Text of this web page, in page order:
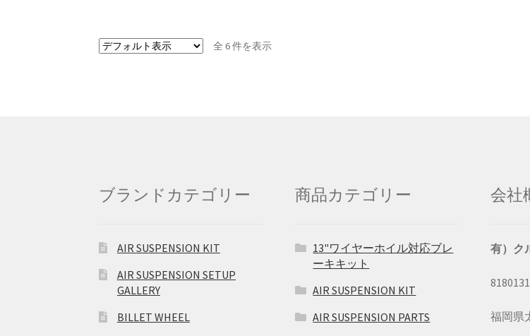
全 6 件を表示
ブランドカテゴリー
AIR SUSPENSION KIT
AIR SUSPENSION SETUP
GALLERY
BILLET WHEEL
商品カテゴリー
13"ワイヤーホイル対応ブレ
ーキキット
AIR SUSPENSION KIT
AIR SUSPENSION PARTS
会社
有）ク
8180131
福岡県